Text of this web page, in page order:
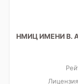
НМИЦ ИМЕНИ В.